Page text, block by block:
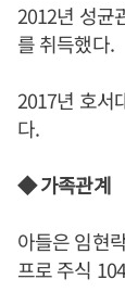
2012년 성균
를 취득했다.
2017년 호서
다.
◆ 가족관계
아들은 임현
프로 주식